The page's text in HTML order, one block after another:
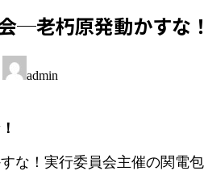
─老朽原発動かすな
admin
な！実行委員会主催の関電